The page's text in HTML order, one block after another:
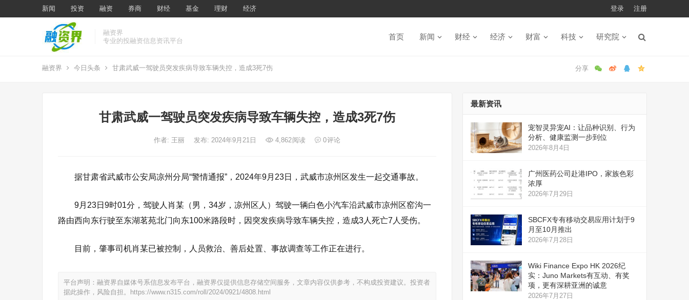
新闻 投资 融资 券商 财经 基金 理财 经济 登录 注册
融资界
专业的投融资信息资讯平台
首页 新闻 财经 经济 财富 科技 研究院
融资界 今日头条 甘肃武威一驾驶员突发疾病导致车辆失控，造成3死7伤
甘肃武威一驾驶员突发疾病导致车辆失控，造成3死7伤
作者: 王丽 发布: 2024年9月21日 4,862阅读 0评论
据甘肃省武威市公安局凉州分局“警情通报”，2024年9月23日，武威市凉州区发生一起交通事故。
9月23日9时01分，驾驶人肖某（男，34岁，凉州区人）驾驶一辆白色小汽车沿武威市凉州区窑沟一
路由西向东行驶至东湖茗苑北门向东100米路段时，因突发疾病导致车辆失控，造成3人死亡7人受伤。
目前，肇事司机肖某已被控制，人员救治、善后处置、事故调查等工作正在进行。
平台声明：融资界自媒体号系信息发布平台，融资界仅提供信息存储空间服务，文章内容仅供参考，不构成投资建议。投资者
据此操作，风险自担。
https://www.n315.com/roll/2024/0921/4808.html
最新资讯
宠智灵异宠AI：让品种识别、行为
分析、健康监测一步到位
2026年8月4日
广州医药公司赴港IPO，家族色彩
浓厚
2026年7月29日
SBCFX专有移动交易应用计划于9
月至10月推出
2026年7月28日
Wiki Finance Expo HK 2026纪
实：Juno Markets有互动、有奖
项，更有深耕亚洲的诚意
2026年7月27日